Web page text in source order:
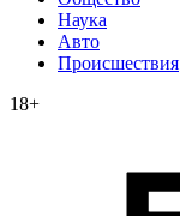
Наука
Авто
Происшествия
18+